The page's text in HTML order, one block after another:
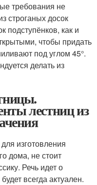
требования не
строганых досок
как и
чтобы придать
под углом 45°.
делать из
лестниц из
изготовления
дома, не стоит
Речь идет о
всегда актуален.